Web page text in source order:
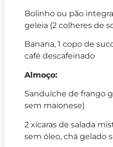
Bolinho ou pão
geleia (2 colheres de
Banana, 1 copo de
café descafeinado
Almoço:
Sanduíche de frango
sem maionese)
2 xícaras de salada
sem óleo, chá gelado